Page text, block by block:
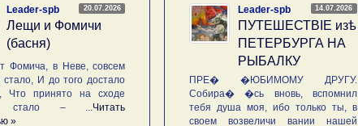
20.07.2026
Leader-spb
Лещи и Фомичи
(басня)
Фомича, в Неве, совсем
стало, И до того достало
Что принято на сходе
стало – ...Читать
»
14.07.2026
Leader-spb
ПУТЕШЕСТВIE изѣ
ПЕТЕРБУРГА НА
РЫБАЛКУ
ПРЕ� �ЮБИМОМУ ДРУГУ.
Собира� �сь вновь, вспомнил
тебя душа моя, ибо только ты, в
своем возвеличи вании нашей